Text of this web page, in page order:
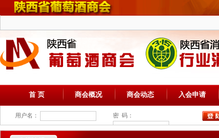
首 页 商会概况 商会动态 入会申请
用户名： 密 码：